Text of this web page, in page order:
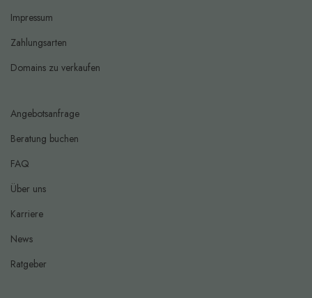
Impressum
Zahlungsarten
Domains zu verkaufen
Angebotsanfrage
Beratung buchen
FAQ
Über uns
Karriere
News
Ratgeber